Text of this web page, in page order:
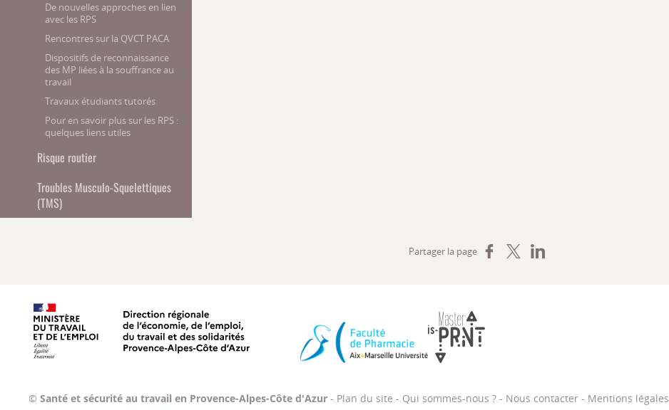
De nouvelles approches en lien
avec les RPS
Rencontres sur la QVCT PACA
Dispositifs de reconnaissance
des MP liées à la souffrance au
travail
Travaux étudiants tutorés
Pour en savoir plus sur les RPS :
quelques liens utiles
Risque routier
Troubles Musculo-Squelettiques
(TMS)
Partager la page Partager sur Facebook
Partager sur XPartager sur LinkedIn
Ministère du travail, de l'emploi, de la formation professionnelle et du dialogue social
©Santé et sécurité au travail en Provence-Alpes-Côte d'Azur - Plan du site - Qui sommes-nous ? - Nous contacter - Mentions légales